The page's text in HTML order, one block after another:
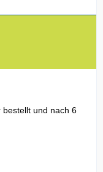
bestellt und nach 6